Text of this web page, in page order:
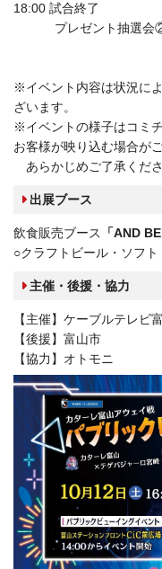
18:00 試合終了
プレゼント抽選会
※イベント内容は状況に
ざいます。
※イベントの様子はコミ
お客様が映り込む場合が
あらかじめご了承くださ
出展ブース
飲食販売ブース
「AND
○クラフトビール・ソフ
主催・後援・協力
【主催】ケーブルテレビ
【後援】富山市
【協力】オトモニ